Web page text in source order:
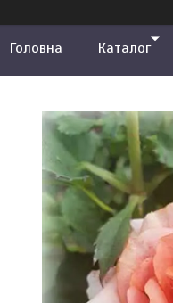
Головна Каталог